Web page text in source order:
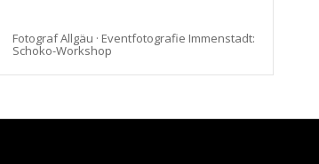
Fotograf Allgäu · Eventfotografie Immenstadt:
Schoko-Workshop